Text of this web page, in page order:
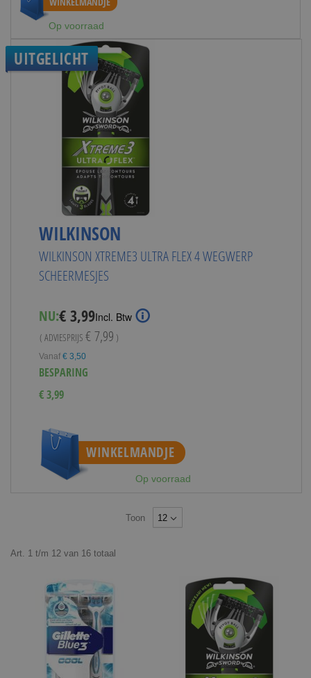
Op voorraad
UITGELICHT
WILKINSON
WILKINSON XTREME3 ULTRA FLEX 4 WEGWERP
SCHEERMESJES
NU:Special
Price
€ 3,99Incl. Btw
( ADVIESPRIJS € 7,99 )
Vanaf € 3,50
BESPARING
€ 3,99
WINKELMANDJE
Op voorraad
Toon
Art. 1 t/m 12 van 16 totaal